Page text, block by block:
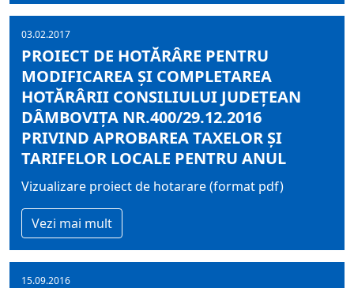
03.02.2017
PROIECT DE HOTĂRÂRE PENTRU
MODIFICAREA ŞI COMPLETAREA
HOTĂRÂRII CONSILIULUI JUDEŢEAN
DÂMBOVIŢA NR.400/29.12.2016
PRIVIND APROBAREA TAXELOR ŞI
TARIFELOR LOCALE PENTRU ANUL
Vizualizare proiect de hotarare (format pdf)
Vezi mai mult
15.09.2016